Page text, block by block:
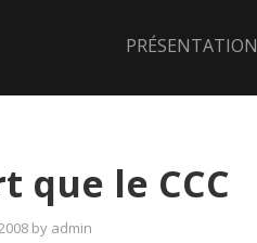
PRÉSENTATION
que le CCC
by admin